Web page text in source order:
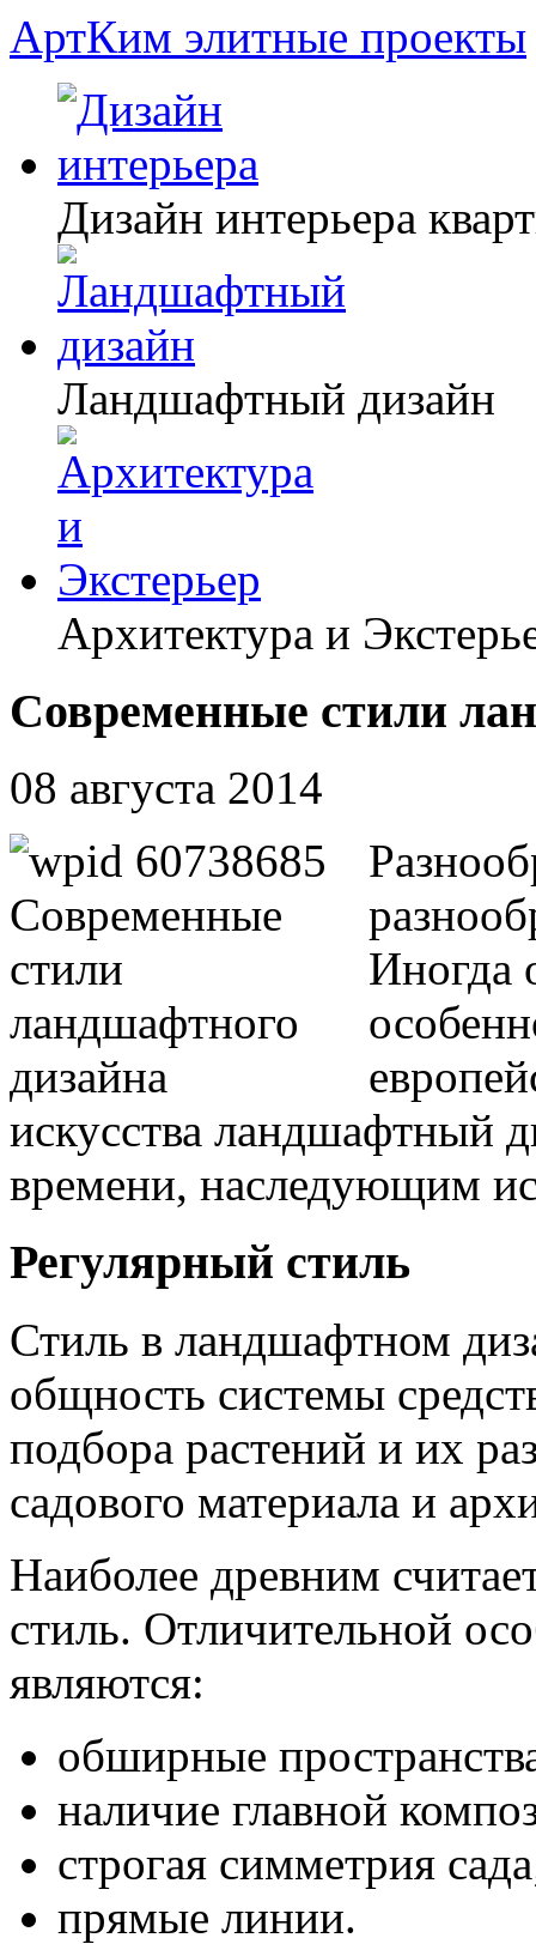
АртКим элитные проекты
Дизайн интерьера
Ландшафтный дизайн
Архитектура и
Современные стили
08 августа 2014
Иногда
искусства ландшафтный
времени, наследующим
Регулярный стиль
Стиль в ландшафтном
общность системы
подбора растений и их
садового материала и
Наиболее древним
стиль. Отличительной
являются:
обширные
наличие главной
строгая симметрия
прямые линии.